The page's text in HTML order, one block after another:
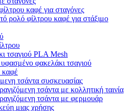
καφέ για σταγόνες
ρολό φίλτρου καφέ για στάξιμο
τσαγιού PLA Mesh
φακελάκι τσαγιού
καφέ
τσάντα συσκευασίας
τσάντα με κολλητική ταινία
τσάντα με φερμουάρ
μιας χρήσης